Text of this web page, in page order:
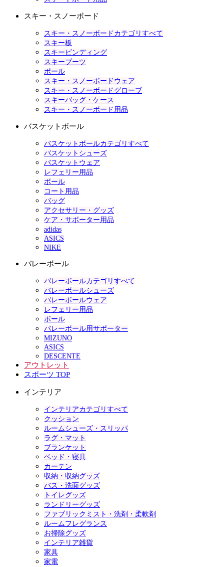
スキー・スノーボード
スキー・スノーボードカテゴリすべて
スキー板
スキービンディング
スキーブーツ
ポール
スキー・スノーボードウェア
スキー・スノーボードグローブ
スキーバッグ・ケース
スキー・スノーボード用品
バスケットボール
バスケットボールカテゴリすべて
バスケットシューズ
バスケットウェア
レフェリー用品
ボール
コート用品
バッグ
アクセサリー・グッズ
ケア・サポーター用品
adidas
ASICS
NIKE
バレーボール
バレーボールカテゴリすべて
バレーボールシューズ
バレーボールウェア
レフェリー用品
ボール
バレーボール用サポーター
MIZUNO
ASICS
DESCENTE
アウトレット
スポーツ TOP
インテリア
インテリアカテゴリすべて
クッション
ルームシューズ・スリッパ
ラグ・マット
ブランケット
ベッド・寝具
カーテン
収納・収納グッズ
バス・洗面グッズ
トイレグッズ
ランドリーグッズ
ファブリックミスト・洗剤・柔軟剤
ルームフレグランス
お掃除グッズ
インテリア雑貨
家具
家電